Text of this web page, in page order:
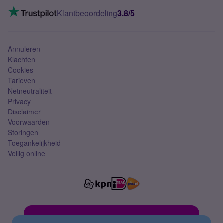
Mobiel abonnement
VoLTE 4G bellenKlantbeoordeling3.8/5
Annuleren
Klachten
Cookies
Tarieven
Netneutraliteit
Privacy
Disclaimer
Voorwaarden
Storingen
Toegankelijkheid
Veilig online